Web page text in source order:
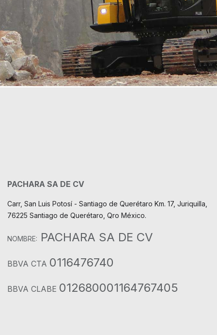
PACHARA SA DE CV
Carr, San Luis Potosí - Santiago de Querétaro Km. 17, Juriquilla,
76225 Santiago de Querétaro, Qro México.
NOMBRE: PACHARA SA DE CV
BBVA CTA 0116476740
BBVA CLABE 012680001164767405